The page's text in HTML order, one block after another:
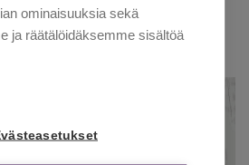
ominaisuuksia sekä
ja räätälöidäksemme sisältöä
kuin erähenkinen